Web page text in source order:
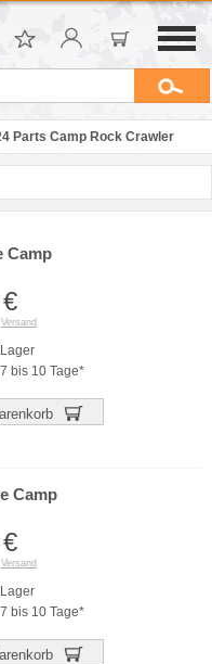
Parts Camp Rock Crawler
Camp
€
Versand
bis 10 Tage*
Camp
€
Versand
bis 10 Tage*